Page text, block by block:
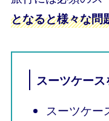
となると様々な問
スーツケー
スーツケー